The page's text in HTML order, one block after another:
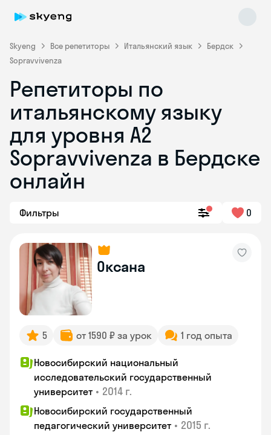
Skyeng Все репетиторы Итальянский язык
Бердск
Sopravvivenza
Репетиторы по
итальянскому языку
для уровня A2
Sopravvivenza в Бердске
онлайн
Фильтры 0
Оксана
5 от 1590 ₽ за урок 1 год опыта
Новосибирский национальный
исследовательский государственный
университет • 2014 г.
Новосибирский государственный
педагогический университет • 2015 г.
Skyeng Chat